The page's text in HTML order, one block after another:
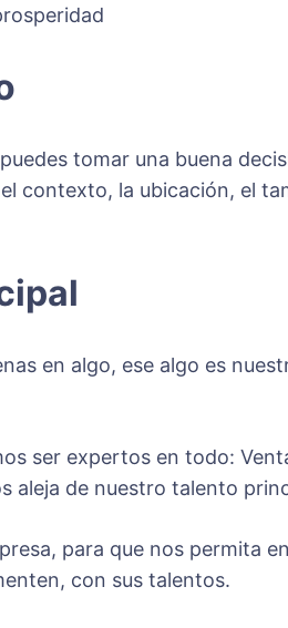
tomar una buena
contexto, la ubicación, el
en algo, ese algo es
ser expertos en todo:
aleja de nuestro talento
para que nos permita
con sus talentos.